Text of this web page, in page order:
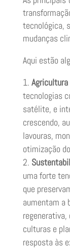
tecnológica,
mudanças
Aqui estão
tecnologias
satélite, e
crescendo,
lavouras,
otimização
uma forte
que
aumentam a
culturas e
resposta às